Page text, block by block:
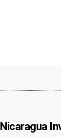
Nicaragua